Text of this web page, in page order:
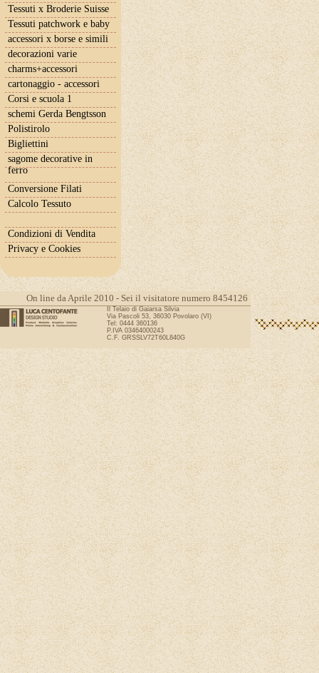
Tessuti x Broderie Suisse
Tessuti patchwork e baby
accessori x borse e simili
decorazioni varie
charms+accessori
cartonaggio - accessori
Corsi e scuola 1
schemi Gerda Bengtsson
Polistirolo
Bigliettini
sagome decorative in
ferro
Conversione Filati
Calcolo Tessuto
Condizioni di Vendita
Privacy e Cookies
On line da Aprile 2010 - Sei il visitatore numero 8454126
Il Telaio di Gaiarsa Silvia
Via Pascoli 53, 36030 Povolaro (VI)
Tel: 0444 360136
P.IVA 03464000243
C.F. GRSSLV72T60L840G